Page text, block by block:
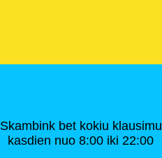
Skambink bet kokiu klausimu
kasdien nuo 8:00 iki 22:00